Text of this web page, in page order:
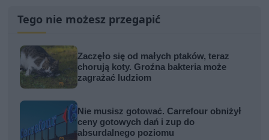
Tego nie możesz przegapić
Zaczęło się od małych ptaków, teraz
chorują koty. Groźna bakteria może
zagrażać ludziom
Nie musisz gotować. Carrefour obniżył
ceny gotowych dań i zup do
absurdalnego poziomu